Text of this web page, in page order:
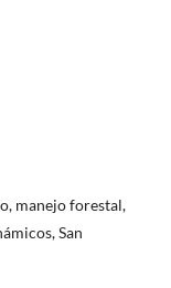
manejo forestal,
San